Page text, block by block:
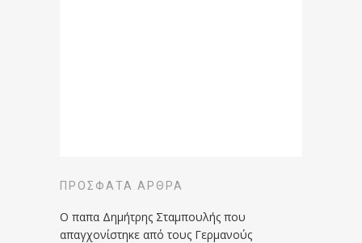
ΠΡΌΣΦΑΤΑ ΆΡΘΡΑ
Ο παπα Δημήτρης Σταμπουλής που
απαγχονίστηκε από τους Γερμανούς